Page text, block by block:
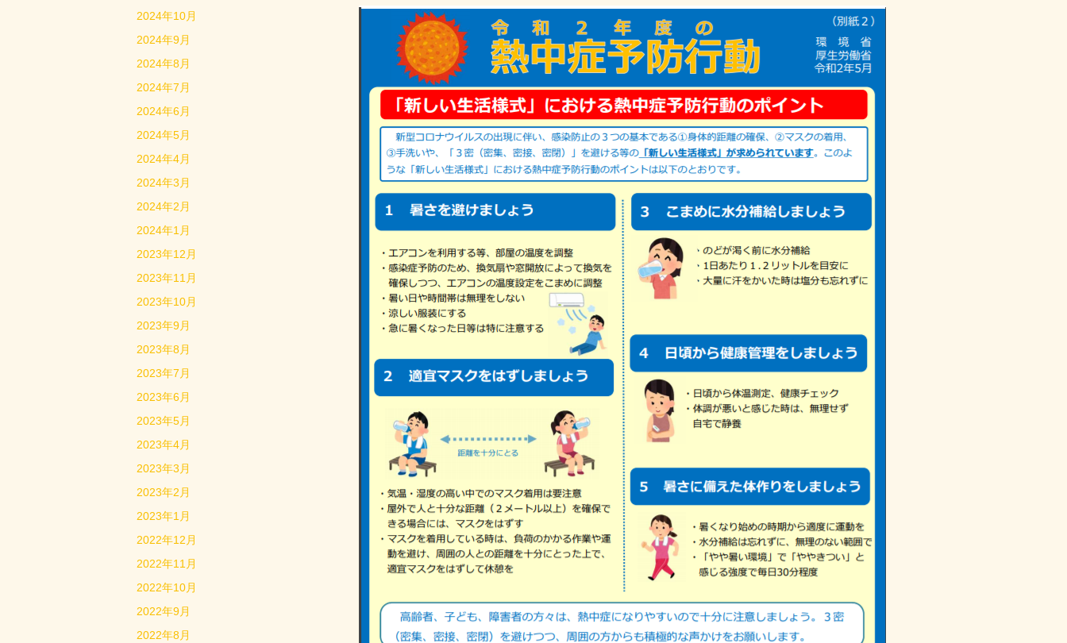
2024年10月
2024年9月
2024年8月
2024年7月
2024年6月
2024年5月
2024年4月
2024年3月
2024年2月
2024年1月
2023年12月
2023年11月
2023年10月
2023年9月
2023年8月
2023年7月
2023年6月
2023年5月
2023年4月
2023年3月
2023年2月
2023年1月
2022年12月
2022年11月
2022年10月
2022年9月
2022年8月